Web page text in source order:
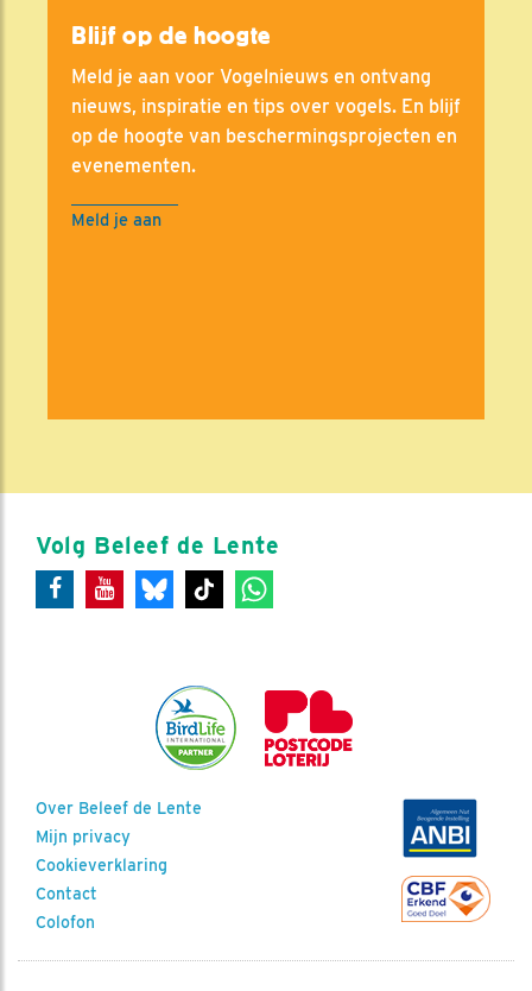
Blijf op de hoogte
Meld je aan voor Vogelnieuws en ontvang
nieuws, inspiratie en tips over vogels. En blijf
op de hoogte van beschermingsprojecten en
evenementen.
Meld je aan
Volg Beleef de Lente
Over Beleef de Lente
Mijn privacy
Cookieverklaring
Contact
Colofon